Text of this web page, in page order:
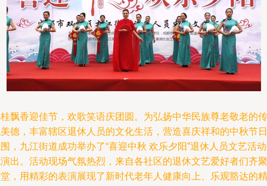
飘香迎佳节，欢歌笑语庆团圆。为弘扬中华民族尊老敬老的传
德，丰富辖区退休人员的文化生活，营造喜庆祥和的中秋节日
，九江街道成功举办了“喜迎中秋 欢乐夕阳”退休人员文艺活
出。活动现场气氛热烈，来自各社区的退休文艺爱好者们齐聚
，用精彩的表演展现了新时代老年人健康向上、乐观豁达的精